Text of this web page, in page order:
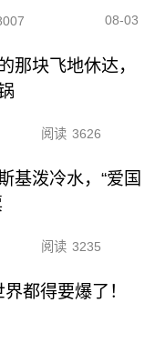
08-03
那块飞地休达，
阅读 3626
基泼冷水，“爱国
阅读 3235
都得要爆了！